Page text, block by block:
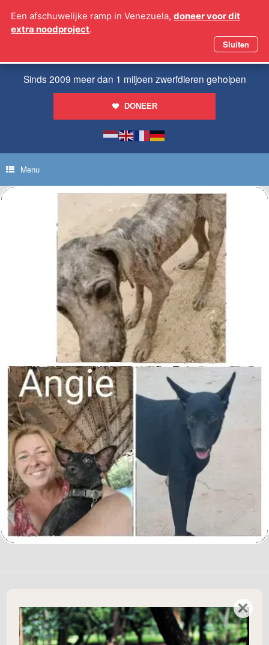
naar
Sinds 2009 meer dan 1 miljoen zwerfdieren geholpen
DONEER
Menu
Geef een reactie
Je e-mailadres wordt niet gepubliceerd. Vereiste velden zijn gemarkeerd met*
Een afschuwelijke ramp in Venezuela, doneer voor dit
extra noodproject.
Sluiten
×